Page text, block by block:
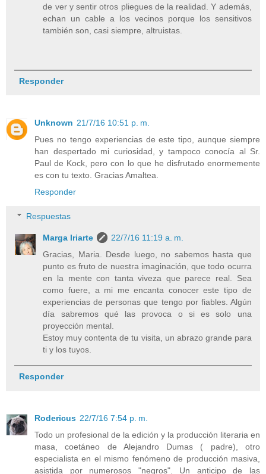
de ver y sentir otros pliegues de la realidad. Y además,
echan un cable a los vecinos porque los sensitivos
también son, casi siempre, altruistas.
Responder
Unknown 21/7/16 10:51 p. m.
Pues no tengo experiencias de este tipo, aunque siempre
han despertado mi curiosidad, y tampoco conocía al Sr.
Paul de Kock, pero con lo que he disfrutado enormemente
es con tu texto. Gracias Amaltea.
Responder
Respuestas
Marga Iriarte
22/7/16 11:19 a. m.
Gracias, Maria. Desde luego, no sabemos hasta que
punto es fruto de nuestra imaginación, que todo ocurra
en la mente con tanta viveza que parece real. Sea
como fuere, a mi me encanta conocer este tipo de
experiencias de personas que tengo por fiables. Algún
día sabremos qué las provoca o si es solo una
proyección mental.
Estoy muy contenta de tu visita, un abrazo grande para
ti y los tuyos.
Responder
Rodericus 22/7/16 7:54 p. m.
Todo un profesional de la edición y la producción literaria en
masa, coetáneo de Alejandro Dumas ( padre), otro
especialista en el mismo fenómeno de producción masiva,
asistida por numerosos "negros". Un anticipo de las